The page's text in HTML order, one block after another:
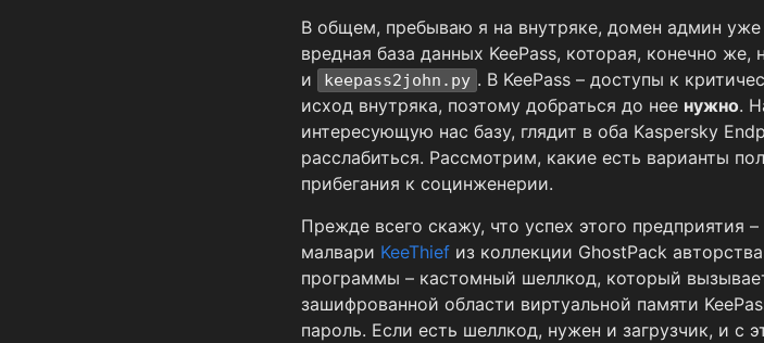
В общем, пребываю я на внутряке, домен админ
вредная база данных KeePass, которая, конечно
и
keepass2john.py . В KeePass – доступы к
исход внутряка, поэтому добраться до нее нужно.
интересующую нас базу, глядит в оба Kaspersky
расслабиться. Рассмотрим, какие есть варианты
прибегания к социнженерии.
Прежде всего скажу, что успех этого предприятия
малвари KeeThief из коллекции GhostPack
программы – кастомный шеллкод, который
зашифрованной области виртуальной памяти
пароль. Если есть шеллкод, нужен и загрузчик, и с